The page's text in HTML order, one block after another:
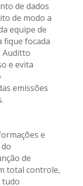
de dados
de modo a
equipe de
fique focada
Auditto
e evita
emissões
e
de
total controle,
tudo